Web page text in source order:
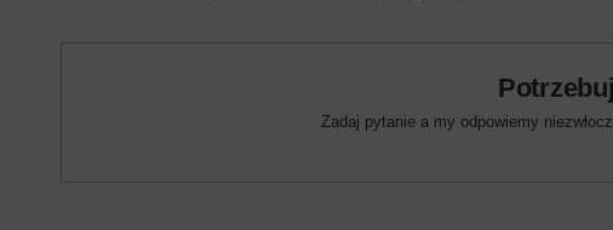
Zadaj pytanie a my odpowiemy